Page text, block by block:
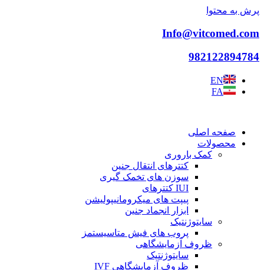
پرش به محتوا
Info@vitcomed.com
982122894784
EN
FA
صفحه اصلی
محصولات
کمک باروری
کتترهای انتقال جنین
سوزن های تخمک گیری
IUI کتترهای
پیپت های میکرومانیپولیشن
ابزار انجماد جنین
سایتوژنتیک
پروب های فیش متاسیستمز
ظروف آزمایشگاهی
سایتوژنتیک
ظروف آزمایشگاهی IVF